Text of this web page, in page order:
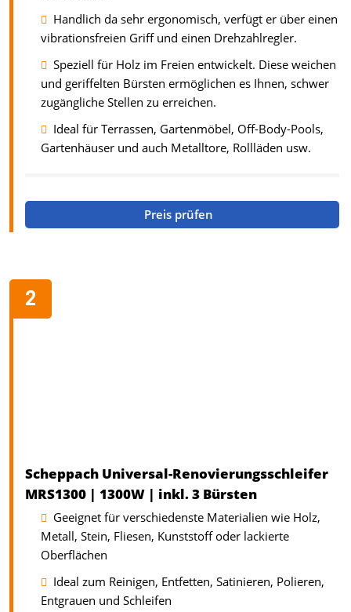
Handlich da sehr ergonomisch, verfügt er über einen
vibrationsfreien Griff und einen Drehzahlregler.
Speziell für Holz im Freien entwickelt. Diese weichen
und geriffelten Bürsten ermöglichen es Ihnen, schwer
zugängliche Stellen zu erreichen.
Ideal für Terrassen, Gartenmöbel, Off-Body-Pools,
Gartenhäuser und auch Metalltore, Rollläden usw.
Preis prüfen
Scheppach Universal-Renovierungsschleifer
MRS1300 | 1300W | inkl. 3 Bürsten
Geeignet für verschiedenste Materialien wie Holz,
Metall, Stein, Fliesen, Kunststoff oder lackierte
Oberflächen
Ideal zum Reinigen, Entfetten, Satinieren, Polieren,
Entgrauen und Schleifen